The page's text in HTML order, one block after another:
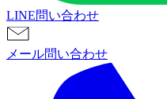
LINE問い合わせ
メール問い合わせ